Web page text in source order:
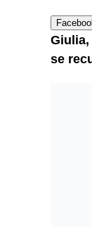
Giulia,
se